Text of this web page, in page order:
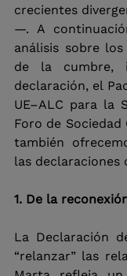
crecientes
—. A
análisis sobre
de la cumbre,
declaración, el
UE–ALC para la
Foro de
también
las declaraciones
1. De la
La Declaración
“relanzar” las